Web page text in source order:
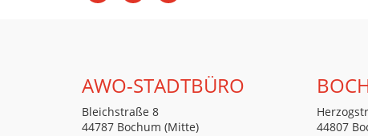
AWO-STADTBÜRO
Bleichstraße 8
44787 Bochum (Mitte)
44807